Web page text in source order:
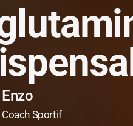
Enzo
Coach Sportif